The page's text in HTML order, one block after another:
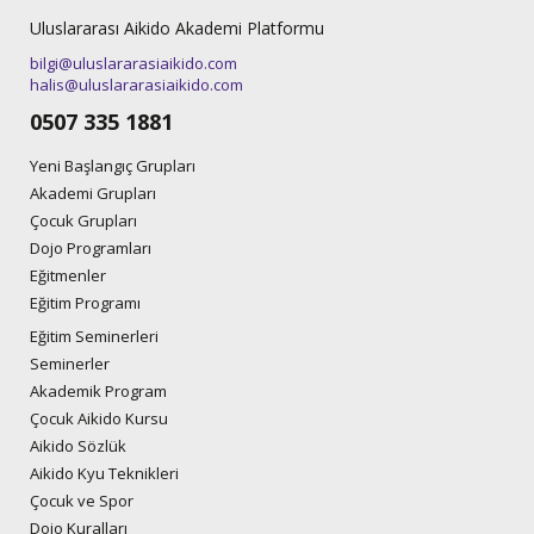
Uluslararası Aikido Akademi Platformu
bilgi@uluslararasiaikido.com
halis@uluslararasiaikido.com
0507 335 1881
Yeni Başlangıç Grupları
Akademi Grupları
Çocuk Grupları
Dojo Programları
Eğitmenler
Eğitim Programı
Eğitim Seminerleri
Seminerler
Akademik Program
Çocuk Aikido Kursu
Aikido Sözlük
Aikido Kyu Teknikleri
Çocuk ve Spor
Dojo Kuralları